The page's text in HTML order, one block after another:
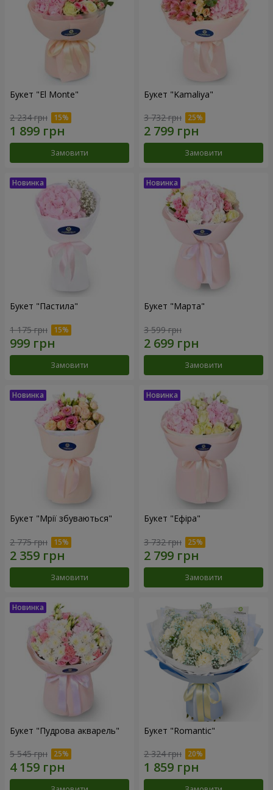
Букет "El Monte"
2 234 грн
Замовити
Букет "Kamaliya"
3 732 грн
Замовити
Букет "Пастила"
1 175 грн
Замовити
Букет "Марта"
3 599 грн
Замовити
Букет "Мрії збуваються"
2 775 грн
Замовити
Букет "Ефіра"
3 732 грн
Замовити
Букет "Пудрова акварель"
5 545 грн
Букет "Romantic"
2 324 грн